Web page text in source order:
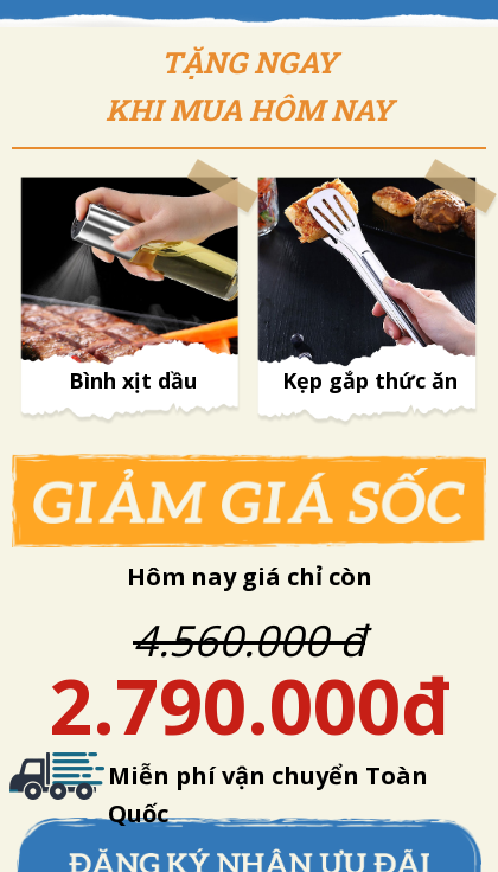
TẶNG NGAY
KHI MUA HÔM NAY
Kẹp gắp thức ăn
Bình xịt dầu
Hôm nay giá chỉ còn
4.560.000 đ
2.790.000đ
Miễn phí vận chuyển Toàn
Quốc